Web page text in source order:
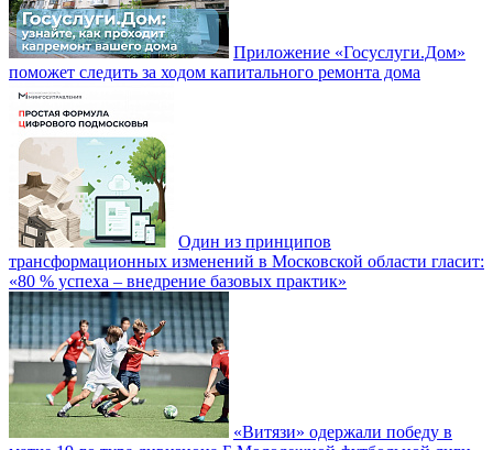
Приложение «Госуслуги.Дом»
поможет следить за ходом капитального ремонта дома
Один из принципов
трансформационных изменений в Московской области гласит:
«80 % успеха – внедрение базовых практик»
«Витязи» одержали победу в